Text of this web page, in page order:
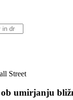
Street
ob umirjanju